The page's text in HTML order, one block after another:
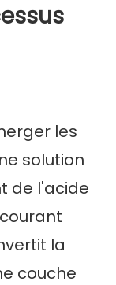
les
solution
de l'acide
la
couche